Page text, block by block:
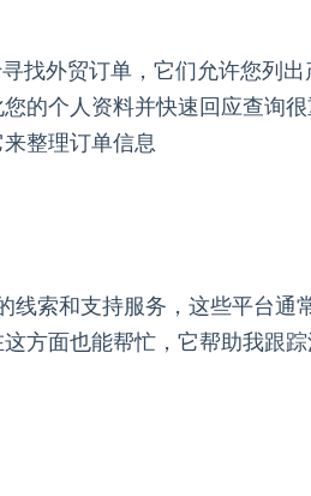
找外贸订单，它们允许您列
的个人资料并快速回应查询
整理订单信息
索和支持服务，这些平台
方面也能帮忙，它帮助我跟